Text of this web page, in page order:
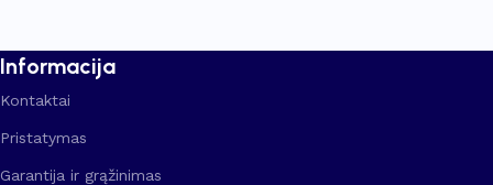
Informacija
Kontaktai
Pristatymas
Garantija ir grąžinimas